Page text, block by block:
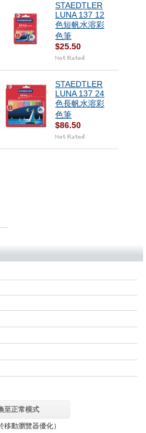
STAEDTLER
LUNA 137 12
色短帆水溶彩
色筆
$25.50
STAEDTLER
LUNA 137 24
色長帆水溶彩
色筆
$86.50
至正常模式
移動瀏覽器優化）